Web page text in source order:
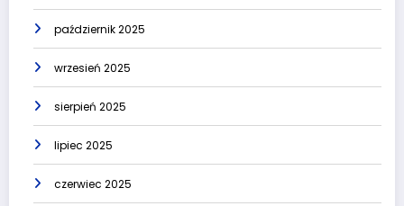
październik 2025
wrzesień 2025
sierpień 2025
lipiec 2025
czerwiec 2025